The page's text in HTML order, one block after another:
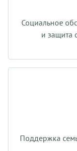
Социальное
и защита
Поддержка